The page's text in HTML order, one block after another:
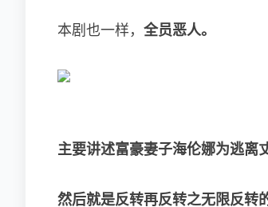
本剧也一样， 全员恶人。
主要讲述富豪妻子海伦娜为逃离
然后就是反转再反转之无限反转